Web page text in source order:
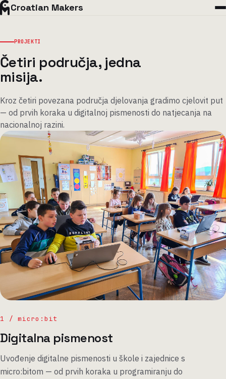
Croatian Makers
PROJEKTI
Četiri područja, jedna
misija.
Kroz četiri povezana područja djelovanja gradimo cjelovit put
— od prvih koraka u digitalnoj pismenosti do natjecanja na
nacionalnoj razini.
1 / micro:bit
Digitalna pismenost
Uvođenje digitalne pismenosti u škole i zajednice s
micro:bitom — od prvih koraka u programiranju do